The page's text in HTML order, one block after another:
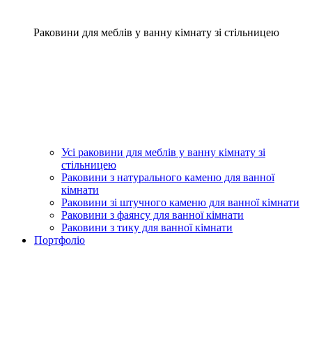
Раковини для меблів у ванну кімнату зі стільницею
Усі раковини для меблів у ванну кімнату зі
стільницею
Раковини з натурального каменю для ванної
кімнати
Раковини зі штучного каменю для ванної кімнати
Раковини з фаянсу для ванної кімнати
Раковини з тику для ванної кімнати
Портфоліо